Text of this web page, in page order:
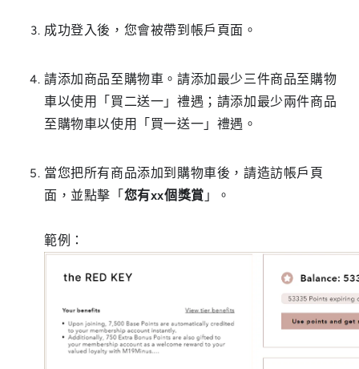
成功登入後，您會被帶到帳戶頁面。
請添加商品至購物車。請添加最少三件商品至購物
車以使用「買二送一」禮遇；請添加最少兩件商品
至購物車以使用「買一送一」禮遇。
當您把所有商品添加到購物車後，請造訪帳戶頁
面，並點擊「您有xx個獎賞 」。
範例：